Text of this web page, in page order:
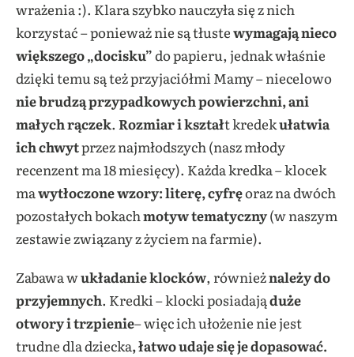
wrażenia :). Klara szybko nauczyła się z nich
korzystać – ponieważ nie są tłustewymagają nieco
większego „docisku”do papieru, jednak właśnie
dzięki temu są też przyjaciółmi Mamy – niecelowo
nie brudzą przypadkowych powierzchni, ani
małych rączek. Rozmiar i kształt kredekułatwia
ich chwytprzez najmłodszych (nasz młody
recenzent ma 18 miesięcy). Każda kredka – klocek
mawytłoczone wzory: literę, cyfręoraz na dwóch
pozostałych bokachmotyw tematyczny(w naszym
zestawie związany z życiem na farmie).
Zabawa wukładanie klocków, równieżnależy do
przyjemnych. Kredki – klocki posiadająduże
otwory i trzpienie– więc ich ułożenie nie jest
trudne dla dziecka, łatwo udaje się je dopasować.